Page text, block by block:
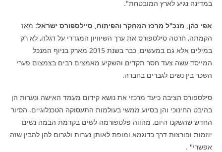
במדינה נגיע לארץ המובטחת".
אפי כהן, מנכ"ל מרכז המחקר והפיתוח, סיילספורס ישראל: מאז
הקמתה, חרטה סילספורס את ערך השיוויון המגדרי על דגלה, לא רק
במילים אלא גם במעשים, כבר בשנת 2015 מארק בניוף המנכל
המייסד עשה צעד חסר תקדים והשקיע מאמצים רבים בצמצום פערי
השכר בין נשים לגברים בחברה.
סילספורס הציבה כיעד מרכזי את נושא קידום מעמד האישה ונערות הן
בהיבט החינוכי והן בסיוע ממשי בעולמות התעסוקה הטכנלוגיים. הסיור
החדש שהשקנו היום, מהווה פלטפורמה לשים בקדמת הבמה נשים
יוזמות ופורצות דרך כדוגמא ומופת לאותן נערות ולגרום להן להבין שזה
אפשרי" .